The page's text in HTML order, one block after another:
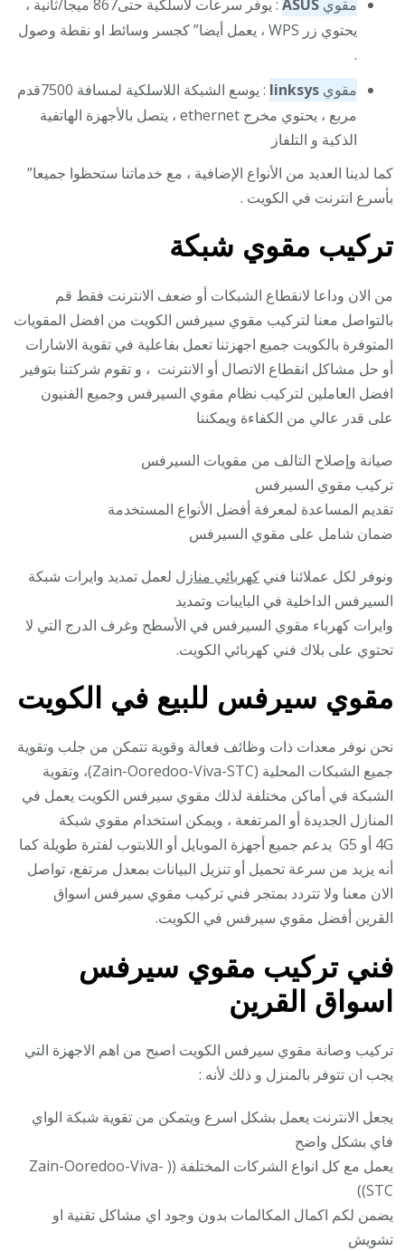
مقويASUS
: يوفر سرعات لاسلكية حتى867 ميجا/ثانية ،
يحتوي زر WPS ، يعمل أيضا” كجسر وسائط او نقطة وصول
.
مقويlinksys
: يوسع الشبكة اللاسلكية لمسافة 7500قدم
مربع ، يحتوي مخرج ethernet ، يتصل بالأجهزة الهاتفية
الذكية و التلفاز
كما لدينا العديد من الأنواع الإضافية ، مع خدماتنا ستحظوا جميعا”
بأسرع انترنت في الكويت .
تركيب مقوي شبكة
من الان وداعا لانقطاع الشبكات أو ضعف الانترنت فقط قم
بالتواصل معنا لتركيب مقوي سيرفس الكويت من افضل المقويات
المتوفرة بالكويت جميع اجهزتنا تعمل بفاعلية في تقوية الاشارات
أو حل مشاكل انقطاع الاتصال أو الانترنت ، و تقوم شركتنا بتوفير
افضل العاملين لتركيب نظام مقوي السيرفس وجميع الفنيون
على قدر عالي من الكفاءة ويمكننا
صيانة وإصلاح التالف من مقويات السيرفس
تركيب مقوي السيرفس
تقديم المساعدة لمعرفة أفضل الأنواع المستخدمة
ضمان شامل على مقوي السيرفس
ونوفر لكل عملائنا فنيكهربائي منازل لعمل تمديد وايرات شبكة
السيرفس الداخلية في البايبات وتمديد
وايرات كهرباء مقوي السيرفس في الأسطح وغرف الدرج التي لا
تحتوي على بلاك فني كهربائي الكويت.
مقوي سيرفس للبيع في الكويت
نحن نوفر معدات ذات وظائف فعالة وقوية تتمكن من جلب وتقوية
جميع الشبكات المحلية (Zain-Ooredoo-Viva-STC)، وتقوية
الشبكة في أماكن مختلفة لذلك مقوي سيرفس الكويت يعمل في
المنازل الجديدة أو المرتفعة ، ويمكن استخدام مقوي شبكة
4G أو G5 يدعم جميع أجهزة الموبايل أو اللابتوب لفترة طويلة كما
أنه يزيد من سرعة تحميل أو تنزيل البيانات بمعدل مرتفع، تواصل
الان معنا ولا تتردد بمتجر فني تركيب مقوي سيرفس اسواق
القرين أفضل مقوي سيرفس في الكويت.
فني تركيب مقوي سيرفس
اسواق القرين
تركيب وصانة مقوي سيرفس الكويت اصبح من اهم الاجهزة التي
يجب ان تتوفر بالمنزل و ذلك لأنه :
يجعل الانترنت يعمل بشكل اسرع ويتمكن من تقوية شبكة الواي
فاي بشكل واضح
يعمل مع كل انواع الشركات المختلفة (( Zain-Ooredoo-Viva-
STC))
يضمن لكم اكمال المكالمات بدون وجود اي مشاكل تقنية او
تشويش